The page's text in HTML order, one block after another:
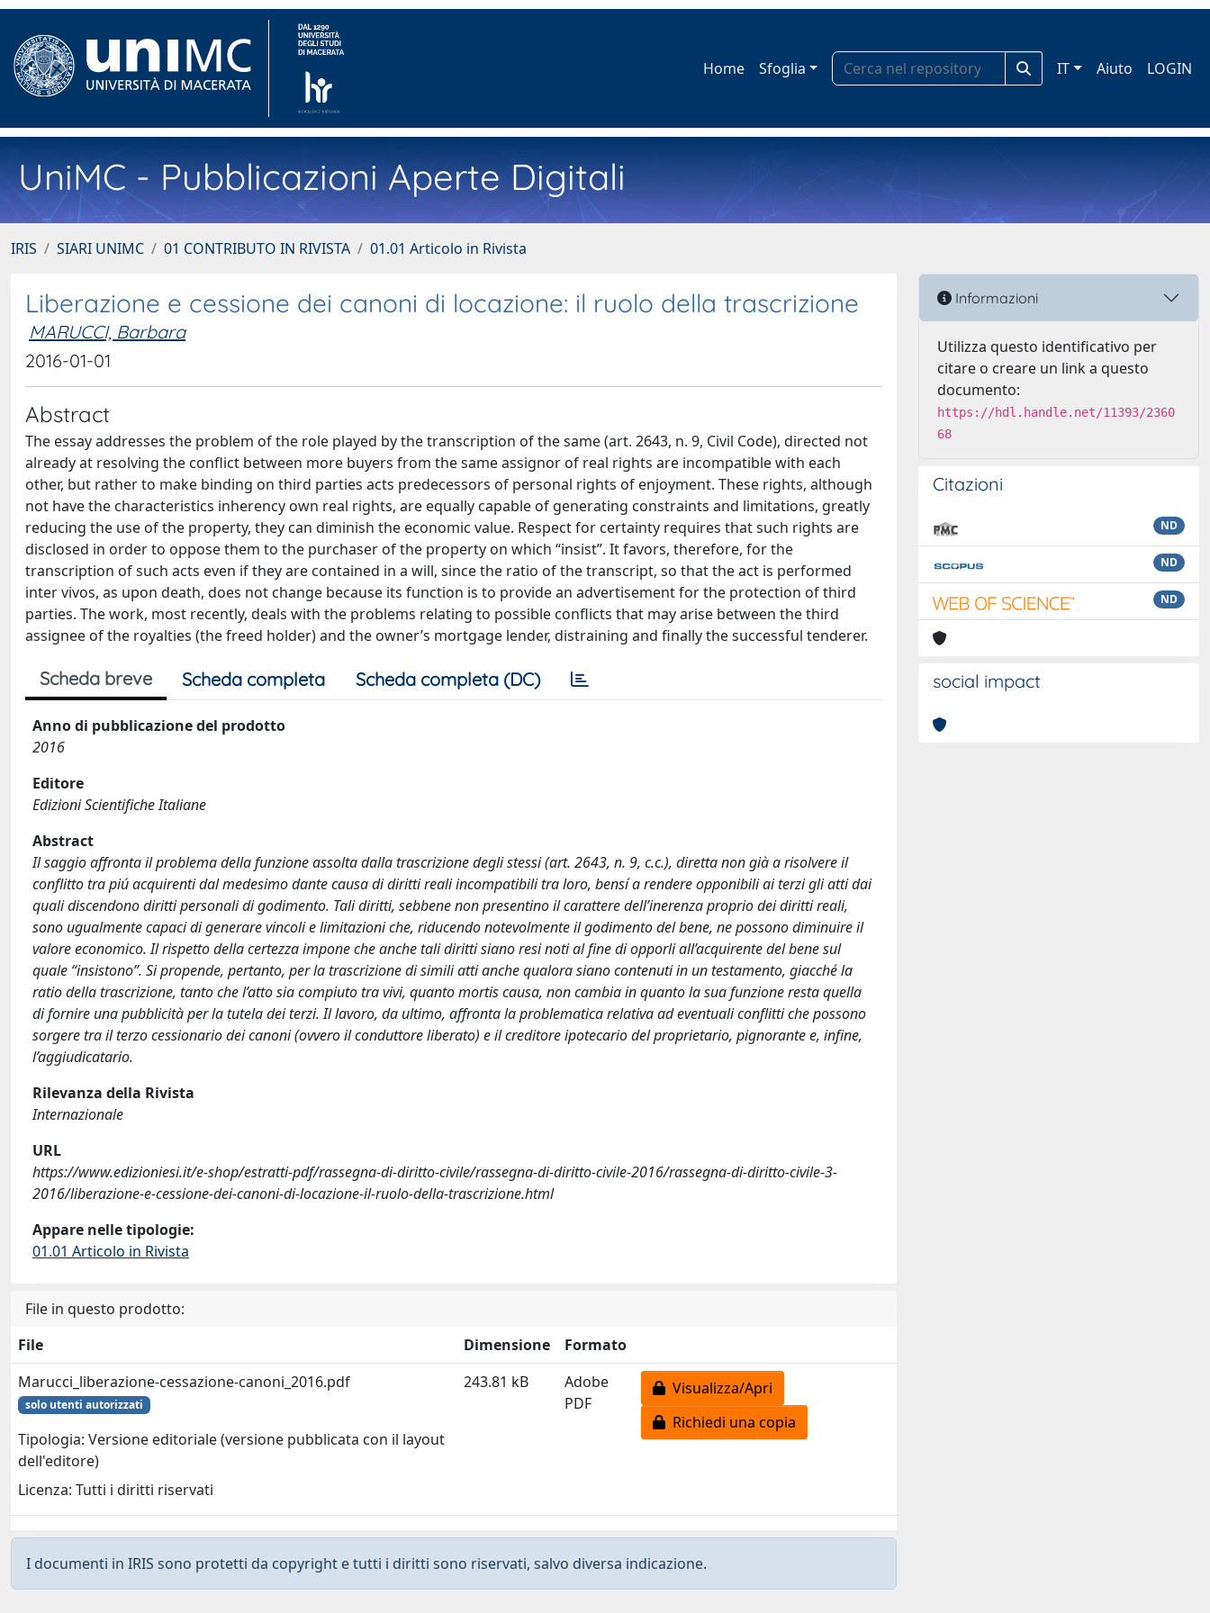
Home Sfoglia IT Aiuto LOGIN
UniMC - Pubblicazioni Aperte Digitali
IRIS SIARI UNIMC 01 CONTRIBUTO IN RIVISTA 01.01 Articolo in Rivista
Liberazione e cessione dei canoni di locazione: il ruolo della trascrizione
MARUCCI, Barbara
2016-01-01
Abstract
The essay addresses the problem of the role played by the transcription of the same (art. 2643, n. 9, Civil Code), directed not
already at resolving the conflict between more buyers from the same assignor of real rights are incompatible with each
other, but rather to make binding on third parties acts predecessors of personal rights of enjoyment. These rights, although
not have the characteristics inherency own real rights, are equally capable of generating constraints and limitations, greatly
reducing the use of the property, they can diminish the economic value. Respect for certainty requires that such rights are
disclosed in order to oppose them to the purchaser of the property on which “insist”. It favors, therefore, for the
transcription of such acts even if they are contained in a will, since the ratio of the transcript, so that the act is performed
inter vivos, as upon death, does not change because its function is to provide an advertisement for the protection of third
parties. The work, most recently, deals with the problems relating to possible conflicts that may arise between the third
assignee of the royalties (the freed holder) and the owner’s mortgage lender, distraining and finally the successful tenderer.
Scheda breve Scheda completa Scheda completa (DC)
Anno di pubblicazione del prodotto
2016
Editore
Edizioni Scientifiche Italiane
Abstract
Il saggio affronta il problema della funzione assolta dalla trascrizione degli stessi (art. 2643, n. 9, c.c.), diretta non già a risolvere il
conflitto tra piú acquirenti dal medesimo dante causa di diritti reali incompatibili tra loro, bensí a rendere opponibili ai terzi gli atti dai
quali discendono diritti personali di godimento. Tali diritti, sebbene non presentino il carattere dell’inerenza proprio dei diritti reali,
sono ugualmente capaci di generare vincoli e limitazioni che, riducendo notevolmente il godimento del bene, ne possono diminuire il
valore economico. Il rispetto della certezza impone che anche tali diritti siano resi noti al fine di opporli all’acquirente del bene sul
quale “insistono”. Si propende, pertanto, per la trascrizione di simili atti anche qualora siano contenuti in un testamento, giacché la
ratio della trascrizione, tanto che l’atto sia compiuto tra vivi, quanto mortis causa, non cambia in quanto la sua funzione resta quella
di fornire una pubblicità per la tutela dei terzi. Il lavoro, da ultimo, affronta la problematica relativa ad eventuali conflitti che possono
sorgere tra il terzo cessionario dei canoni (ovvero il conduttore liberato) e il creditore ipotecario del proprietario, pignorante e, infine,
l’aggiudicatario.
Rilevanza della Rivista
Internazionale
URL
https://www.edizioniesi.it/e-shop/estratti-pdf/rassegna-di-diritto-civile/rassegna-di-diritto-civile-2016/rassegna-di-diritto-civile-3-
2016/liberazione-e-cessione-dei-canoni-di-locazione-il-ruolo-della-trascrizione.html
Appare nelle tipologie:
01.01 Articolo in Rivista
File in questo prodotto:
File
Dimensione
Formato
Marucci_liberazione-cessazione-canoni_2016.pdf
solo utenti autorizzati
Tipologia: Versione editoriale (versione pubblicata con il layout
dell'editore)
Licenza: Tutti i diritti riservati
243.81 kB
Adobe
PDF
Visualizza/Apri
Richiedi una copia
I documenti in IRIS sono protetti da copyright e tutti i diritti sono riservati, salvo diversa indicazione.
Informazioni
Utilizza questo identificativo per
citare o creare un link a questo
documento:
https://hdl.handle.net/11393/2360
68
Citazioni
ND
ND
ND
social impact